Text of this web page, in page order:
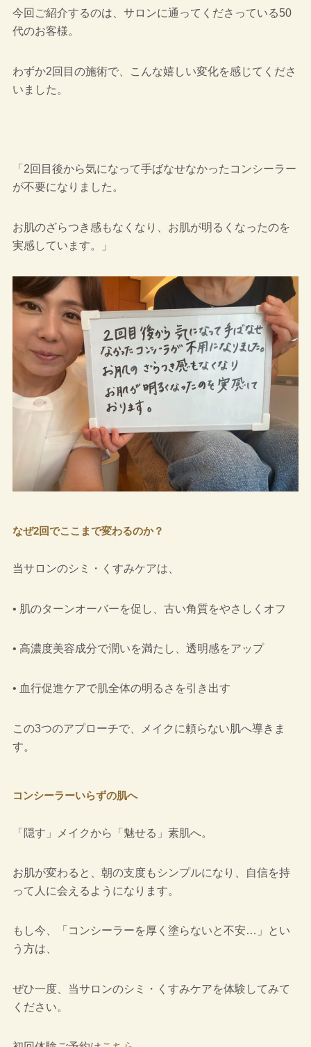
今回ご紹介するのは、サロンに通ってくださっている50
代のお客様。
わずか2回目の施術で、こんな嬉しい変化を感じてくださ
いました。
「2回目後から気になって手ばなせなかったコンシーラー
が不要になりました。
お肌のざらつき感もなくなり、お肌が明るくなったのを
実感しています。」
なぜ2回でここまで変わるのか？
当サロンのシミ・くすみケアは、
• 肌のターンオーバーを促し、古い角質をやさしくオフ
• 高濃度美容成分で潤いを満たし、透明感をアップ
• 血行促進ケアで肌全体の明るさを引き出す
この3つのアプローチで、メイクに頼らない肌へ導きま
す。
コンシーラーいらずの肌へ
「隠す」メイクから「魅せる」素肌へ。
お肌が変わると、朝の支度もシンプルになり、自信を持
って人に会えるようになります。
もし今、「コンシーラーを厚く塗らないと不安…」とい
う方は、
ぜひ一度、当サロンのシミ・くすみケアを体験してみて
ください。